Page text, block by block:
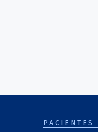
PACIENTES